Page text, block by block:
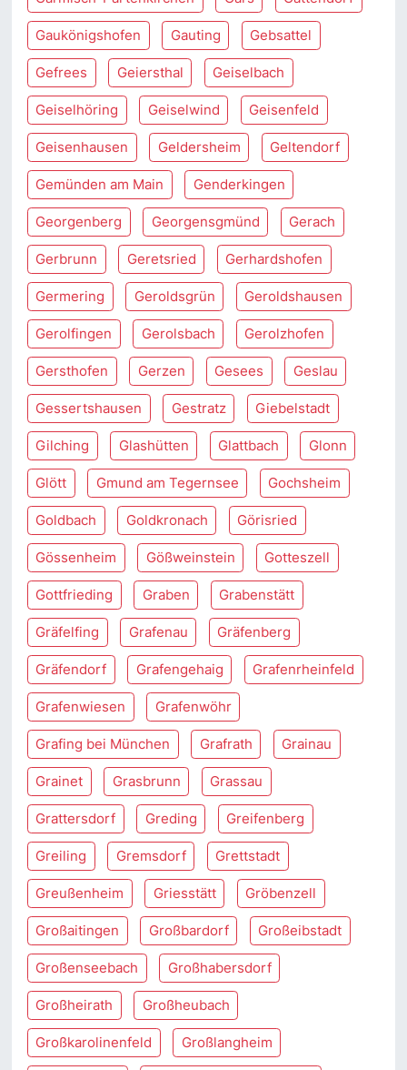
Gaukönigshofen Gauting Gebsattel
Gefrees Geiersthal Geiselbach
Geiselhöring Geiselwind Geisenfeld
Geisenhausen Geldersheim Geltendorf
Gemünden am Main Genderkingen
Georgenberg Georgensgmünd Gerach
Gerbrunn Geretsried Gerhardshofen
Germering Geroldsgrün Geroldshausen
Gerolfingen Gerolsbach Gerolzhofen
Gersthofen Gerzen Gesees Geslau
Gessertshausen Gestratz Giebelstadt
Gilching Glashütten Glattbach Glonn
Glött Gmund am Tegernsee Gochsheim
Goldbach Goldkronach Görisried
Gössenheim Gößweinstein Gotteszell
Gottfrieding Graben Grabenstätt
Gräfelfing Grafenau Gräfenberg
Gräfendorf Grafengehaig Grafenrheinfeld
Grafenwiesen Grafenwöhr
Grafing bei München Grafrath Grainau
Grainet Grasbrunn Grassau
Grattersdorf Greding Greifenberg
Greiling Gremsdorf Grettstadt
Greußenheim Griesstätt Gröbenzell
Großaitingen Großbardorf Großeibstadt
Großenseebach Großhabersdorf
Großheirath Großheubach
Großkarolinenfeld Großlangheim